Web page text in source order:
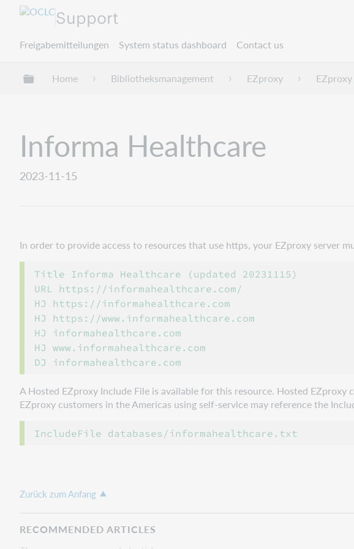
Support
Freigabemitteilungen System status dashboard Contact us
Globale Hierarchie expandieren/verbergen
Home Bibliotheksmanagement EZproxy
Informa Healthcare
2023-11-15
In order to provide access to resources that use https, your EZproxy server
Title Informa Healthcare (updated 20231115)
URL https://informahealthcare.com/
HJ https://informahealthcare.com
HJ https://www.informahealthcare.com
HJ informahealthcare.com
HJ www.informahealthcare.com
DJ informahealthcare.com
A Hosted EZproxy Include File is available for this resource. Hosted
EZproxy customers in the Americas using self-service may reference the
Zurück zum Anfang
RECOMMENDED ARTICLES